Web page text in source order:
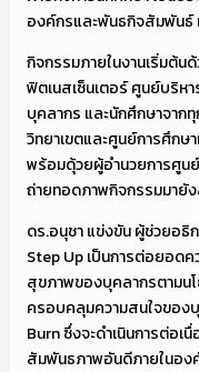
องค์กรและพันธกิจสัมพันธ์
กิจกรรมภายในงานเริ่มต้น
ฟิตเนสเซ็นเตอร์ ศูนย์บริห
บุคลากร และนักศึกษาจาก
วิทยาเขตและศูนย์การศึก
พร้อมดุ้วยผู้อำนวยการศูน
ถ่ายทอดภาพกิจกรรมมายั
ดร.อนุชา แข่งขัน ผู้ช่วยอธิ
Step Up เป็นการต่อยอดค
สุขภาพของบุคลากรตามน
ครอบคลุมความสนใจของ
Burn ซึ่งจะดำเนินการต่อเ
สัมพันธภาพอันดีภายในอง